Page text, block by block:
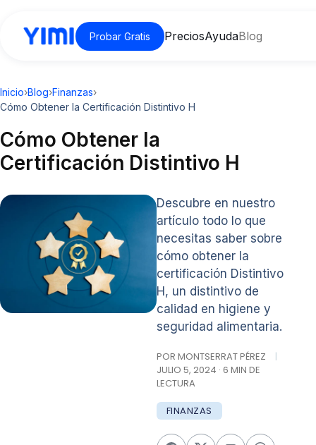
Probar Gratis PreciosAyudaBlog
Inicio›Blog›Finanzas›
Cómo Obtener la Certificación Distintivo H
Cómo Obtener la
Certificación Distintivo H
Descubre en nuestro
artículo todo lo que
necesitas saber sobre
cómo obtener la
certificación Distintivo
H, un distintivo de
calidad en higiene y
seguridad alimentaria.
POR MONTSERRAT PÉREZ
|
JULIO 5, 2024 · 6 MIN DE
LECTURA
FINANZAS